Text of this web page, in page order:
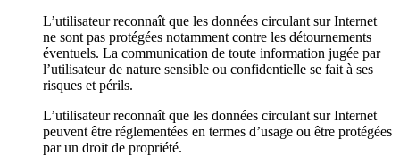
L’utilisateur reconnaît que les données circulant sur Internet
ne sont pas protégées notamment contre les détournements
éventuels. La communication de toute information jugée par
l’utilisateur de nature sensible ou confidentielle se fait à ses
risques et périls.
L’utilisateur reconnaît que les données circulant sur Internet
peuvent être réglementées en termes d’usage ou être protégées
par un droit de propriété.